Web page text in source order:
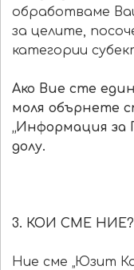
обработваме
за целите,
категории
Ако Вие сте
моля обърнете
„Информация за
долу.
3. КОИ СМЕ НИЕ?
Ние сме „Юзит